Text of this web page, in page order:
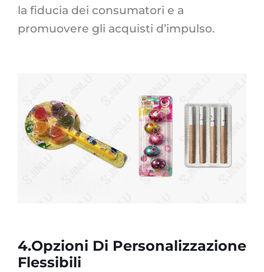
la fiducia dei consumatori e a
promuovere gli acquisti d’impulso.
4.Opzioni Di Personalizzazione
Flessibili